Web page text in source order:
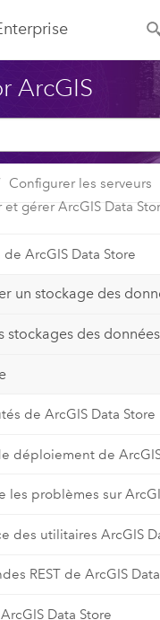
ArcGIS
Configurer les serveurs
et gérer ArcGIS Data
ArcGIS Data Store
un stockage des
stockages des données
de ArcGIS Data Store
déploiement de
les problèmes sur
des utilitaires ArcGIS
REST de ArcGIS
Data Store